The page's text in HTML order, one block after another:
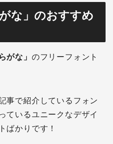
な」のおすすめ
がな」 のフリーフォント
事で紹介しているフォン
ているユニークなデザイ
ばかりです！